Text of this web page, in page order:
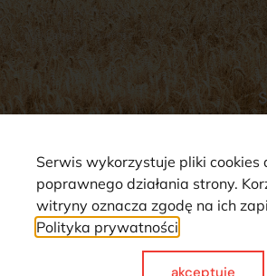
Polityka prywatności
Reklamacje i zwroty
Płatności
Strona wykorzystuje pliki cookie. Wszystkie
Serwis wykorzystuje pliki cookies
poprawnego działania strony.
witryny oznacza zgodę na ich
Polityka prywatności
akceptuje